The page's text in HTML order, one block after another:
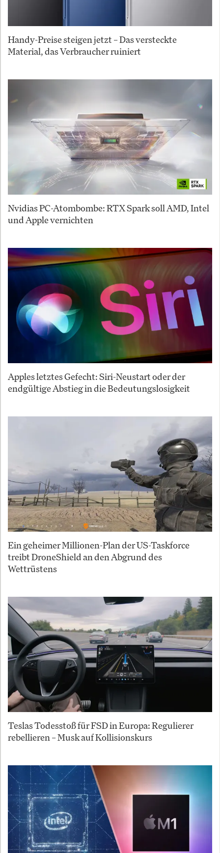
Handy-Preise steigen jetzt – Das versteckte
Material, das Verbraucher ruiniert
Nvidias PC-Atombombe: RTX Spark soll AMD, Intel
und Apple vernichten
Apples letztes Gefecht: Siri-Neustart oder der
endgültige Abstieg in die Bedeutungslosigkeit
Ein geheimer Millionen-Plan der US-Taskforce
treibt DroneShield an den Abgrund des
Wettrüstens
Teslas Todesstoß für FSD in Europa: Regulierer
rebellieren – Musk auf Kollisionskurs